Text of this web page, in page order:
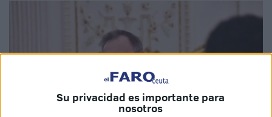
Su privacidad es importante para
nosotros